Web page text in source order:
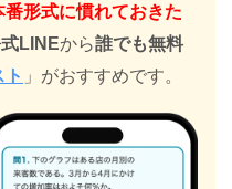
番形式に慣れておきた
LINEから誰でも無料
」がおすすめです。